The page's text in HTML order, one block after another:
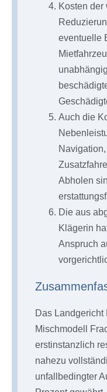
Kosten der
eventuelle
Auch die
Abholen
Die aus
Klägerin
Anspruch
Das
Mischmodell
erstinstanzlich
nahezu
unfallbedingter